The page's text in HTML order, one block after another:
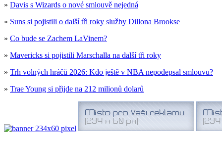
» Davis s Wizards o nové smlouvě nejedná
» Suns si pojistili o další tři roky služby Dillona Brookse
» Co bude se Zachem LaVinem?
» Mavericks si pojistili Marschalla na další tři roky
» Trh volných hráčů 2026: Kdo ještě v NBA nepodepsal smlouvu?
» Trae Young si přijde na 212 milionů dolarů